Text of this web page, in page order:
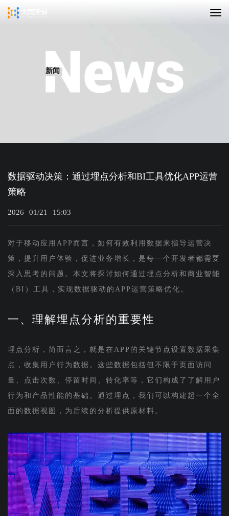
新闻
数据驱动决策：通过埋点分析和BI工具优化APP运营
策略
2026 01/21 15:03
对于移动应用APP而言，如何有效利用数据来指导运营决
策，提升用户体验，促进业务增长，是每一个开发者都需要
深入思考的问题。本文将探讨如何通过埋点分析和商业智能
（BI）工具，实现数据驱动的APP运营策略优化。
一、理解埋点分析的重要性
埋点分析，简而言之，就是在APP的关键节点设置数据采集
点，收集用户行为数据。这些数据包括但不限于页面访问
量、点击次数、停留时间、转化率等，它们构成了了解用户
行为和产品性能的基础。通过埋点，我们可以构建起一个全
面的数据视图，为后续的分析提供原材料。